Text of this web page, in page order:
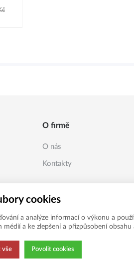
O firmě
O nás
Kontakty
cookies
a analýze informací o výkonu a
a ke zlepšení a přizpůsobení obsahu
vše Povolit cookies